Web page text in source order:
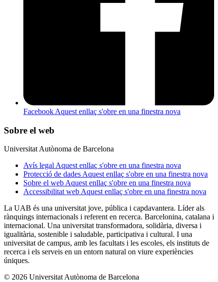
Facebook Aquest enllaç s'obre en una finestra nova
Sobre el web
Universitat Autònoma de Barcelona
Avís legal Aquest enllaç s'obre en una finestra nova
Protecció de dades Aquest enllaç s'obre en una finestra nova
Sobre el web Aquest enllaç s'obre en una finestra nova
Accessibilitat web Aquest enllaç s'obre en una finestra nova
La UAB és una universitat jove, pública i capdavantera. Líder als
rànquings internacionals i referent en recerca. Barcelonina, catalana i
internacional. Una universitat transformadora, solidària, diversa i
igualitària, sostenible i saludable, participativa i cultural. I una
universitat de campus, amb les facultats i les escoles, els instituts de
recerca i els serveis en un entorn natural on viure experiències
úniques.
© 2026 Universitat Autònoma de Barcelona